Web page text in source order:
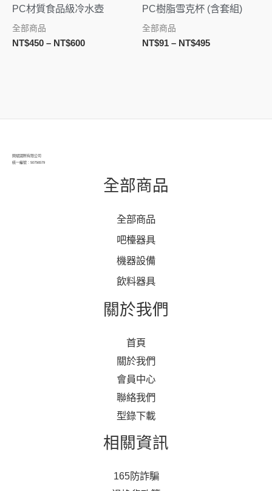
PC材質食品級冷水壺
全部商品
NT$450 – NT$600
圍：
NT$600
PC樹脂雪克杯 (含套組)
全部商品
NT$91 – NT$495
圍：
NT$495
閔斌國際有限公司
統一編號：50756579
全部商品
全部商品
吧檯器具
機器設備
飲料器具
關於我們
首頁
關於我們
會員中心
聯絡我們
型錄下載
相關資訊
165防詐騙